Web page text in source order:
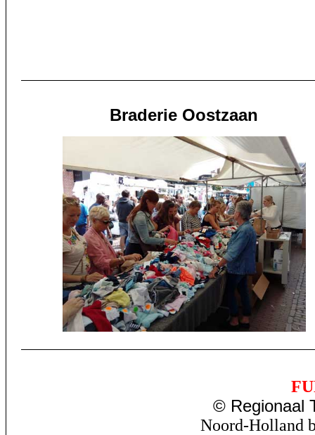
Braderie Oostzaan
© Regionaal
Noord-Holland